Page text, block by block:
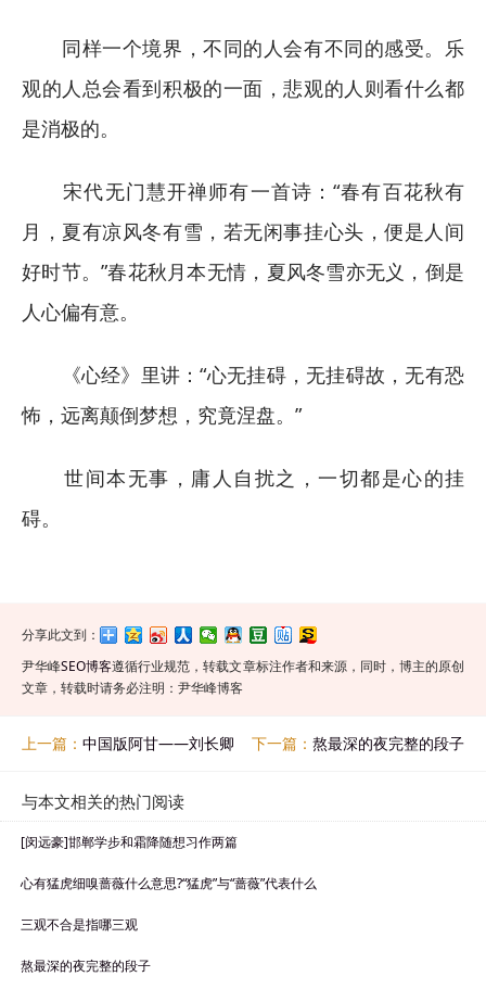
同样一个境界，不同的人会有不同的感受。乐
观的人总会看到积极的一面，悲观的人则看什么都
是消极的。
宋代无门慧开禅师有一首诗：“春有百花秋有
月，夏有凉风冬有雪，若无闲事挂心头，便是人间
好时节。”春花秋月本无情，夏风冬雪亦无义，倒是
人心偏有意。
《心经》里讲：“心无挂碍，无挂碍故，无有恐
怖，远离颠倒梦想，究竟涅盘。”
世间本无事，庸人自扰之，一切都是心的挂
碍。
分享此文到：
尹华峰SEO博客遵循行业规范，转载文章标注作者和来源，同时，博主的原创
文章，转载时请务必注明：尹华峰博客
上一篇： 中国版阿甘——刘长卿 下一篇： 熬最深的夜完整的段子
与本文相关的热门阅读
[闵远豪]邯郸学步和霜降随想习作两篇
心有猛虎细嗅蔷薇什么意思?“猛虎”与“蔷薇”代表什么
三观不合是指哪三观
熬最深的夜完整的段子